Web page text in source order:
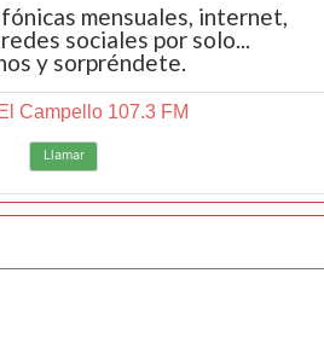
mensuales, internet,
sociales por solo...
y sorpréndete.
Campello 107.3 FM
Llamar